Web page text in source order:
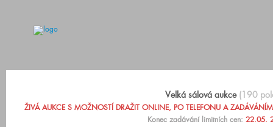
Velká sálová aukce (190
ŽIVÁ AUKCE S MOŽNOSTÍ DRAŽIT ONLINE, PO TELEFONU A
Konec zadávání limitních cen: 22.05.